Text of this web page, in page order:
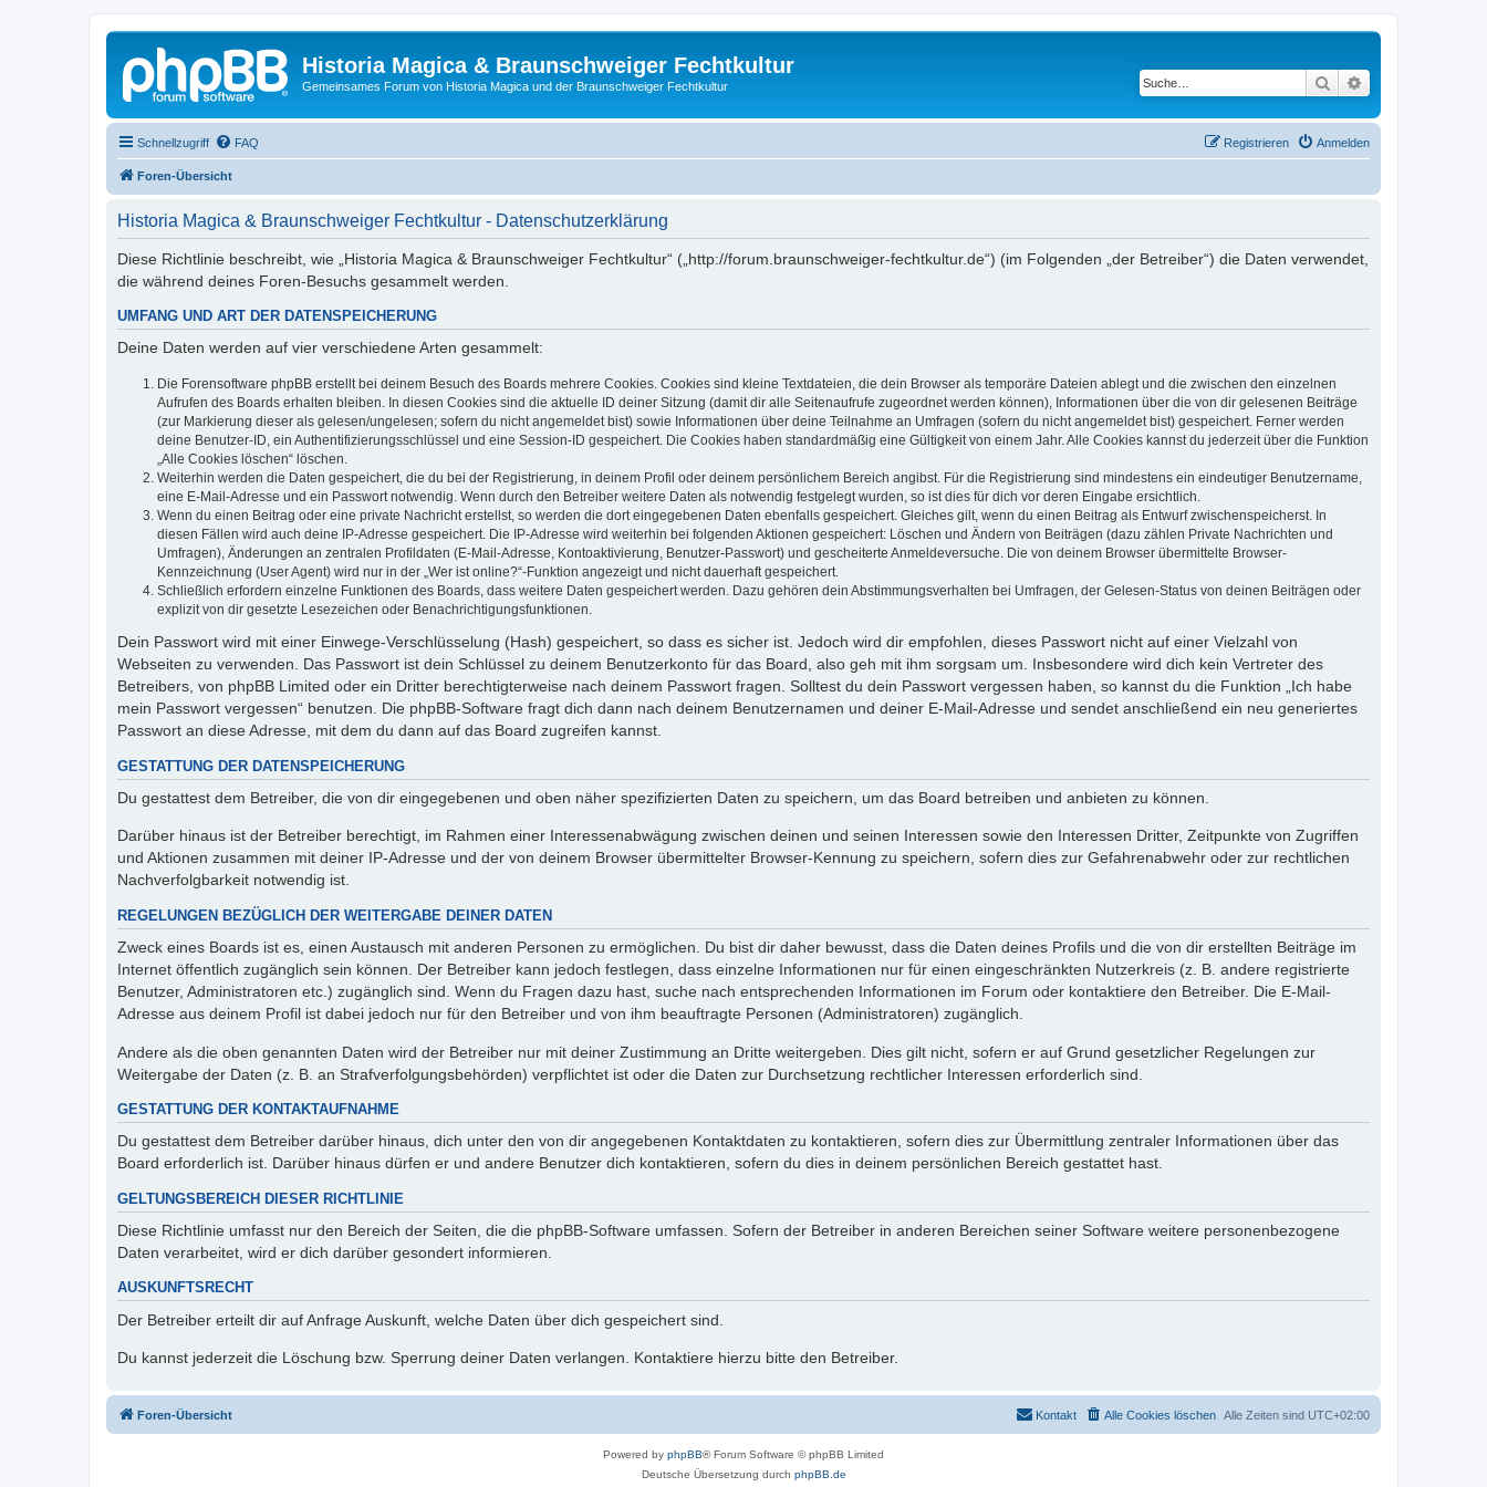
Historia Magica & Braunschweiger Fechtkultur
Gemeinsames Forum von Historia Magica und der Braunschweiger Fechtkultur Suche
Schnellzugriff FAQ Anmelden
Registrieren
Foren-Übersicht
Historia Magica & Braunschweiger Fechtkultur - Datenschutzerklärung
Diese Richtlinie beschreibt, wie „Historia Magica & Braunschweiger Fechtkultur“ („http://forum.braunschweiger-fechtkultur.de“) (im Folgenden „der Betreiber“) die Daten verwendet,
die während deines Foren-Besuchs gesammelt werden.
UMFANG UND ART DER DATENSPEICHERUNG
Deine Daten werden auf vier verschiedene Arten gesammelt:
Die Forensoftware phpBB erstellt bei deinem Besuch des Boards mehrere Cookies. Cookies sind kleine Textdateien, die dein Browser als temporäre Dateien ablegt und die zwischen den einzelnen
Aufrufen des Boards erhalten bleiben. In diesen Cookies sind die aktuelle ID deiner Sitzung (damit dir alle Seitenaufrufe zugeordnet werden können), Informationen über die von dir gelesenen Beiträge
(zur Markierung dieser als gelesen/ungelesen; sofern du nicht angemeldet bist) sowie Informationen über deine Teilnahme an Umfragen (sofern du nicht angemeldet bist) gespeichert. Ferner werden
deine Benutzer-ID, ein Authentifizierungsschlüssel und eine Session-ID gespeichert. Die Cookies haben standardmäßig eine Gültigkeit von einem Jahr. Alle Cookies kannst du jederzeit über die Funktion
„Alle Cookies löschen“ löschen.
Weiterhin werden die Daten gespeichert, die du bei der Registrierung, in deinem Profil oder deinem persönlichem Bereich angibst. Für die Registrierung sind mindestens ein eindeutiger Benutzername,
eine E-Mail-Adresse und ein Passwort notwendig. Wenn durch den Betreiber weitere Daten als notwendig festgelegt wurden, so ist dies für dich vor deren Eingabe ersichtlich.
Wenn du einen Beitrag oder eine private Nachricht erstellst, so werden die dort eingegebenen Daten ebenfalls gespeichert. Gleiches gilt, wenn du einen Beitrag als Entwurf zwischenspeicherst. In
diesen Fällen wird auch deine IP-Adresse gespeichert. Die IP-Adresse wird weiterhin bei folgenden Aktionen gespeichert: Löschen und Ändern von Beiträgen (dazu zählen Private Nachrichten und
Umfragen), Änderungen an zentralen Profildaten (E-Mail-Adresse, Kontoaktivierung, Benutzer-Passwort) und gescheiterte Anmeldeversuche. Die von deinem Browser übermittelte Browser-
Kennzeichnung (User Agent) wird nur in der „Wer ist online?“-Funktion angezeigt und nicht dauerhaft gespeichert.
Schließlich erfordern einzelne Funktionen des Boards, dass weitere Daten gespeichert werden. Dazu gehören dein Abstimmungsverhalten bei Umfragen, der Gelesen-Status von deinen Beiträgen oder
explizit von dir gesetzte Lesezeichen oder Benachrichtigungsfunktionen.
Dein Passwort wird mit einer Einwege-Verschlüsselung (Hash) gespeichert, so dass es sicher ist. Jedoch wird dir empfohlen, dieses Passwort nicht auf einer Vielzahl von
Webseiten zu verwenden. Das Passwort ist dein Schlüssel zu deinem Benutzerkonto für das Board, also geh mit ihm sorgsam um. Insbesondere wird dich kein Vertreter des
Betreibers, von phpBB Limited oder ein Dritter berechtigterweise nach deinem Passwort fragen. Solltest du dein Passwort vergessen haben, so kannst du die Funktion „Ich habe
mein Passwort vergessen“ benutzen. Die phpBB-Software fragt dich dann nach deinem Benutzernamen und deiner E-Mail-Adresse und sendet anschließend ein neu generiertes
Passwort an diese Adresse, mit dem du dann auf das Board zugreifen kannst.
GESTATTUNG DER DATENSPEICHERUNG
Du gestattest dem Betreiber, die von dir eingegebenen und oben näher spezifizierten Daten zu speichern, um das Board betreiben und anbieten zu können.
Darüber hinaus ist der Betreiber berechtigt, im Rahmen einer Interessenabwägung zwischen deinen und seinen Interessen sowie den Interessen Dritter, Zeitpunkte von Zugriffen
und Aktionen zusammen mit deiner IP-Adresse und der von deinem Browser übermittelter Browser-Kennung zu speichern, sofern dies zur Gefahrenabwehr oder zur rechtlichen
Nachverfolgbarkeit notwendig ist.
REGELUNGEN BEZÜGLICH DER WEITERGABE DEINER DATEN
Zweck eines Boards ist es, einen Austausch mit anderen Personen zu ermöglichen. Du bist dir daher bewusst, dass die Daten deines Profils und die von dir erstellten Beiträge im
Internet öffentlich zugänglich sein können. Der Betreiber kann jedoch festlegen, dass einzelne Informationen nur für einen eingeschränkten Nutzerkreis (z. B. andere registrierte
Benutzer, Administratoren etc.) zugänglich sind. Wenn du Fragen dazu hast, suche nach entsprechenden Informationen im Forum oder kontaktiere den Betreiber. Die E-Mail-
Adresse aus deinem Profil ist dabei jedoch nur für den Betreiber und von ihm beauftragte Personen (Administratoren) zugänglich.
Andere als die oben genannten Daten wird der Betreiber nur mit deiner Zustimmung an Dritte weitergeben. Dies gilt nicht, sofern er auf Grund gesetzlicher Regelungen zur
Weitergabe der Daten (z. B. an Strafverfolgungsbehörden) verpflichtet ist oder die Daten zur Durchsetzung rechtlicher Interessen erforderlich sind.
GESTATTUNG DER KONTAKTAUFNAHME
Du gestattest dem Betreiber darüber hinaus, dich unter den von dir angegebenen Kontaktdaten zu kontaktieren, sofern dies zur Übermittlung zentraler Informationen über das
Board erforderlich ist. Darüber hinaus dürfen er und andere Benutzer dich kontaktieren, sofern du dies in deinem persönlichen Bereich gestattet hast.
GELTUNGSBEREICH DIESER RICHTLINIE
Diese Richtlinie umfasst nur den Bereich der Seiten, die die phpBB-Software umfassen. Sofern der Betreiber in anderen Bereichen seiner Software weitere personenbezogene
Daten verarbeitet, wird er dich darüber gesondert informieren.
AUSKUNFTSRECHT
Der Betreiber erteilt dir auf Anfrage Auskunft, welche Daten über dich gespeichert sind.
Du kannst jederzeit die Löschung bzw. Sperrung deiner Daten verlangen. Kontaktiere hierzu bitte den Betreiber.
Foren-Übersicht Alle Zeiten sind UTC+02:00
Alle Cookies löschen
Kontakt
Powered by phpBB® Forum Software © phpBB Limited
Deutsche Übersetzung durch phpBB.de